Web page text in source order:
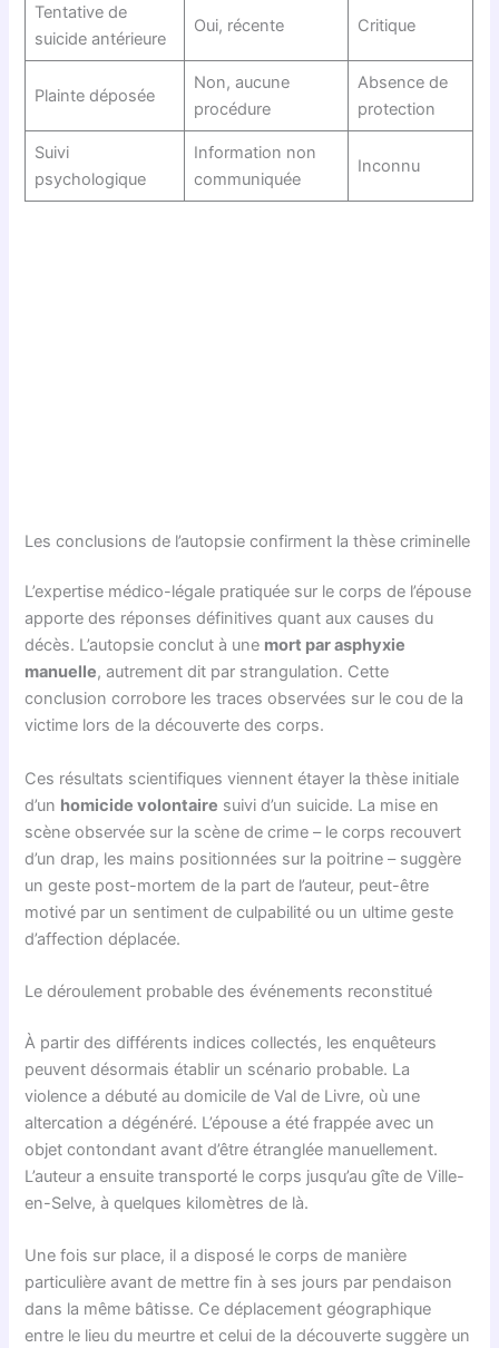
Tentative de
suicide antérieure
Oui, récente Critique
Plainte déposée
Non, aucune
procédure
Absence de
protection
Suivi
psychologique
Information non
communiquée
Inconnu
Les conclusions de l’autopsie confirment la thèse criminelle
L’expertise médico-légale pratiquée sur le corps de l’épouse
apporte des réponses définitives quant aux causes du
décès. L’autopsie conclut à une mort par asphyxie
manuelle, autrement dit par strangulation. Cette
conclusion corrobore les traces observées sur le cou de la
victime lors de la découverte des corps.
Ces résultats scientifiques viennent étayer la thèse initiale
d’un homicide volontaire suivi d’un suicide. La mise en
scène observée sur la scène de crime – le corps recouvert
d’un drap, les mains positionnées sur la poitrine – suggère
un geste post-mortem de la part de l’auteur, peut-être
motivé par un sentiment de culpabilité ou un ultime geste
d’affection déplacée.
Le déroulement probable des événements reconstitué
À partir des différents indices collectés, les enquêteurs
peuvent désormais établir un scénario probable. La
violence a débuté au domicile de Val de Livre, où une
altercation a dégénéré. L’épouse a été frappée avec un
objet contondant avant d’être étranglée manuellement.
L’auteur a ensuite transporté le corps jusqu’au gîte de Ville-
en-Selve, à quelques kilomètres de là.
Une fois sur place, il a disposé le corps de manière
particulière avant de mettre fin à ses jours par pendaison
dans la même bâtisse. Ce déplacement géographique
entre le lieu du meurtre et celui de la découverte suggère un